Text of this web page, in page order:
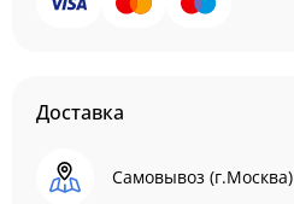
Доставка
Самовывоз (г.Москва)